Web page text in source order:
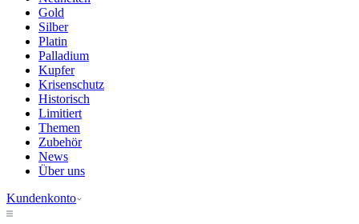
Gold
Silber
Platin
Palladium
Kupfer
Krisenschutz
Historisch
Limitiert
Themen
Zubehör
News
Über uns
Kundenkonto